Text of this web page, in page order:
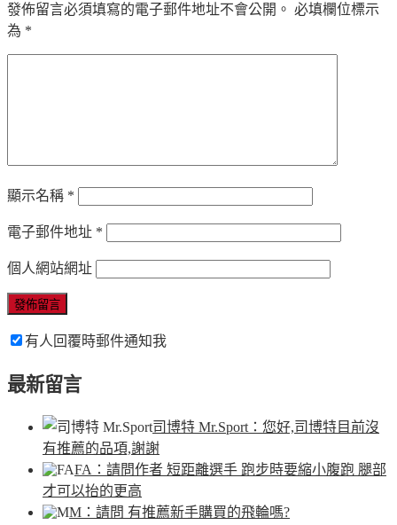
發佈留言必須填寫的電子郵件地址不會公開。 必填欄位標示
為 *
顯示名稱 *
電子郵件地址 *
個人網站網址
有人回覆時郵件通知我
最新留言
司博特 Mr.Sport ：您好,司博特目前沒
有推薦的品項,謝謝
FA ：請問作者 短距離選手 跑步時要縮小腹跑 腿部
才可以抬的更高
M ：請問 有推薦新手購買的飛輪嗎?